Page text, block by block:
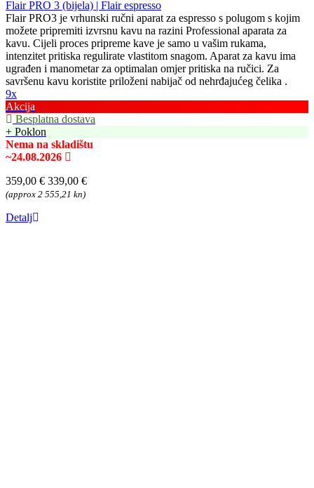
Flair PRO 3 (bijela) | Flair espresso
Flair PRO3 je vrhunski ručni aparat za espresso s polugom s kojim
možete pripremiti izvrsnu kavu na razini Professional aparata za
kavu. Cijeli proces pripreme kave je samo u vašim rukama,
intenzitet pritiska regulirate vlastitom snagom. Aparat za kavu ima
ugrađen i manometar za optimalan omjer pritiska na ručici. Za
savršenu kavu koristite priloženi nabijač od nehrđajućeg čelika .
9x
Akcija
Besplatna dostava
+ Poklon
Nema na skladištu
~24.08.2026
359,00 € 339,00 €
(approx 2 555,21 kn)
Detalj